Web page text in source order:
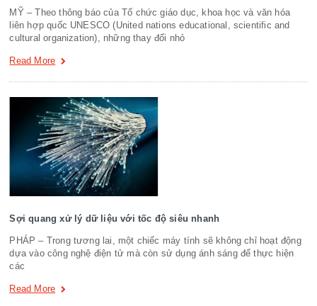
MỸ – Theo thông báo của Tổ chức giáo dục, khoa học và văn hóa
liên hợp quốc UNESCO (United nations educational, scientific and
cultural organization), những thay đổi nhỏ
Read More
Sợi quang xử lý dữ liệu với tốc độ siêu nhanh
PHÁP – Trong tương lai, một chiếc máy tính sẽ không chỉ hoạt động
dựa vào công nghệ điện tử mà còn sử dụng ánh sáng để thực hiện
các
Read More